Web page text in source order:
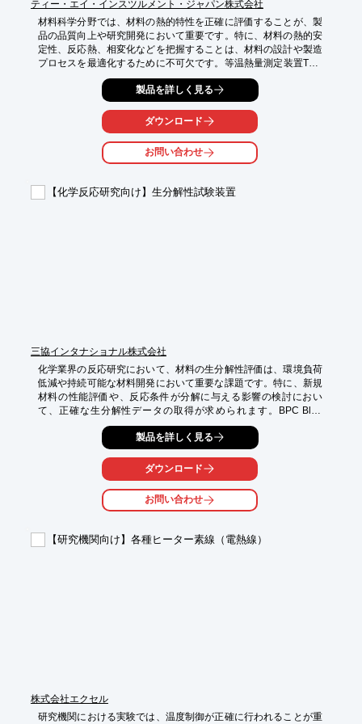
ティー・エイ・インスツルメント・ジャパン株式会社
材料科学分野では、材料の熱的特性を正確に評価することが、製
品の品質向上や研究開発において重要です。特に、材料の熱的安
定性、反応熱、相変化などを把握することは、材料の設計や製造
プロセスを最適化するために不可欠です。等温熱量測定装置TAM
IVは、これらの課題に対し、高精度な測定と多様な実験条件を提
供することで貢献します。
【活用シーン】
・ポリマーの熱的特性評価
・複合材料の硬化反応測定
・エラストマーの熱安定性評価
【導入の効果】
製品を詳しく見る
ダウンロード
お問い合わせ
【化学反応研究向け】生分解性試験装置
三協インタナショナル株式会社
化学業界の反応研究において、材料の生分解性評価は、環境負荷
低減や持続可能な材料開発において重要な課題です。特に、新規
材料の性能評価や、反応条件が分解に与える影響の検討におい
て、正確な生分解性データの取得が求められます。BPC Blue
PREMIUMは、生分解性測定実験を実施するための高効率な実験
装置であり、サンプリング、分析、記録およびレポート作成など
の機能がシステム化/自動化されています。生分解性評価に関する
ISO、OECD、米国の基準に準拠しており、信頼性の高いデータ
取得を支援します。
【活用シーン】
・新規材料の生分解性評価
・反応条件と生分解性の関係性調査
製品を詳しく見る
ダウンロード
お問い合わせ
【研究機関向け】各種ヒーター素線（電熱線）
株式会社エクセル
研究機関における実験では、温度制御が正確に行われることが重